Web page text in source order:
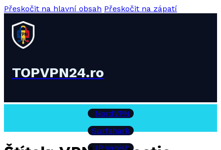
Přeskočit na hlavní obsah Přeskočit na zápatí
TOPVPN24.ro
NordVPN
Surfshark
IP Vanish